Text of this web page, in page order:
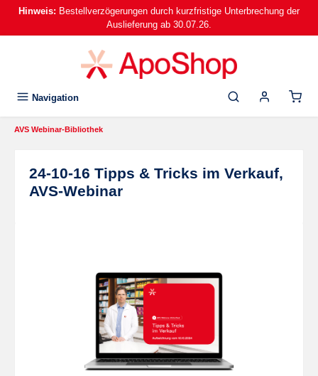
springen
Hinweis: Bestellverzögerungen durch kurzfristige Unterbrechung der
Auslieferung ab 30.07.26.
Navigation
AVS Webinar-Bibliothek
24-10-16 Tipps & Tricks im Verkauf,
AVS-Webinar